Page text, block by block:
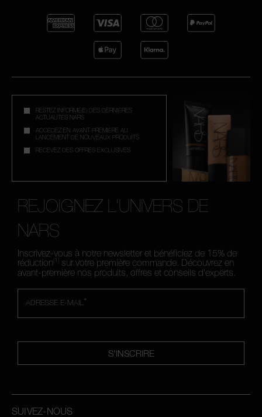
RESTEZ INFORMÉ(E) DES DERNIÈRES
ACTUALITÉS NARS
ACCÉDEZ EN AVANT-PREMIÈRE AU
LANCEMENT DE NOUVEAUX PRODUITS
RECEVEZ DES OFFRES EXCLUSIVES
REJOIGNEZ L'UNIVERS DE
NARS
Inscrivez-vous à notre newsletter et bénéficiez de 15% de
réduction (1)
sur votre première commande. Découvrez en
avant-première nos produits, offres et conseils d'experts.
*
ADRESSE E-MAIL
S'INSCRIRE
SUIVEZ-NOUS